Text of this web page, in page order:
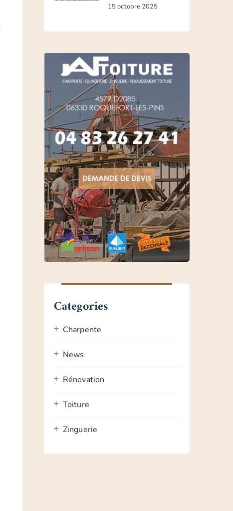
15 octobre 2025
Categories
Charpente
News
Rénovation
Toiture
Zinguerie